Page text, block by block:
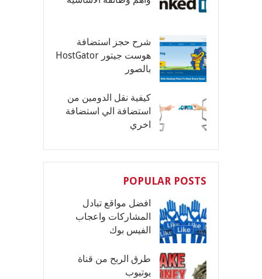
شرح حجز استضافة
هوست جيتور HostGator
بالصور
كيفية نقل الدومين من
استضافة الي استضافة
اخري
POPULAR POSTS
افضل مواقع تبادل
المشاركات واعجاب
الفيس بوك
طرق الربح من قناة
يوتيوب